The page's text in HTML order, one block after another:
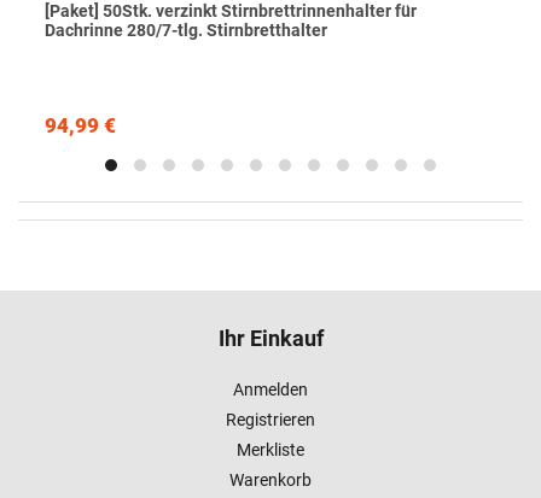
[Paket] 50Stk. verzinkt Stirnbrettrinnenhalter für
Dachrinne 280/7-tlg. Stirnbretthalter
94,99 €
Ihr Einkauf
Anmelden
Registrieren
Merkliste
Warenkorb